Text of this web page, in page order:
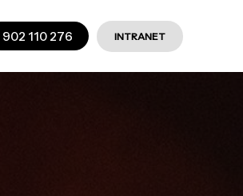
902 110 276 INTRANET